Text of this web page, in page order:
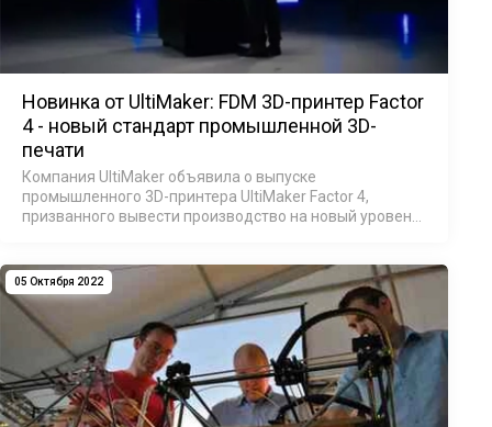
Новинка от UltiMaker: FDM 3D-принтер Factor
4 - новый стандарт промышленной 3D-
печати
Компания UltiMaker объявила о выпуске
промышленного 3D-принтера UltiMaker Factor 4,
призванного вывести производство на новый уровень
промышленн…
05 Октября 2022